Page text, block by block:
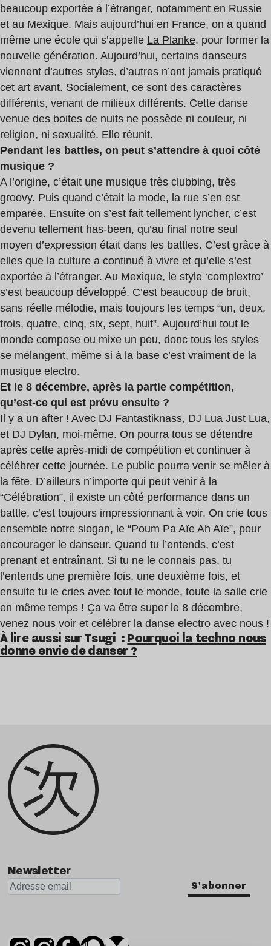
beaucoup exportée à l’étranger, notamment en Russie
et au Mexique. Mais aujourd’hui en France, on a quand
même une école qui s’appelle La Planke, pour former la
nouvelle génération. Aujourd’hui, certains danseurs
viennent d’autres styles, d’autres n’ont jamais pratiqué
cet art avant. Socialement, ce sont des caractères
différents, venant de milieux différents. Cette danse
venue des boites de nuits ne possède ni couleur, ni
religion, ni sexualité. Elle réunit.
Pendant les battles, on peut s’attendre à quoi côté
musique ?
A l’origine, c’était une musique très clubbing, très
groovy. Puis quand c’était la mode, la rue s’en est
emparée. Ensuite on s’est fait tellement lyncher, c’est
devenu tellement has-been, qu’au final notre seul
moyen d’expression était dans les battles. C’est grâce à
elles que la culture a continué à vivre et qu’elle s’est
exportée à l’étranger. Au Mexique, le style ‘complextro’
s’est beaucoup développé. C’est beaucoup de bruit,
sans réelle mélodie, mais toujours les temps “un, deux,
trois, quatre, cinq, six, sept, huit”. Aujourd’hui tout le
monde compose ou mixe un peu, donc tous les styles
se mélangent, même si à la base c’est vraiment de la
musique electro.
Et le 8 décembre, après la partie compétition,
qu’est-ce qui est prévu ensuite ?
Il y a un after ! Avec DJ Fantastiknass, DJ Lua Just Lua,
et DJ Dylan, moi-même. On pourra tous se détendre
après cette après-midi de compétition et continuer à
célébrer cette journée. Le public pourra venir se mêler à
la fête. D’ailleurs n’importe qui peut venir à la
“Célébration”, il existe un côté performance dans un
battle, c’est toujours impressionnant à voir. On crie tous
ensemble notre slogan, le “Poum Pa Aïe Ah Aïe”, pour
encourager le danseur. Quand tu l’entends, c’est
prenant et entraînant. Si tu ne le connais pas, tu
l’entends une première fois, une deuxième fois, et
ensuite tu le cries avec tout le monde, toute la salle crie
en même temps ! Ça va être super le 8 décembre,
venez nous voir et célébrer la danse electro avec nous !
À lire aussi sur Tsugi :Pourquoi la techno nous
donne envie de danser ?
Newsletter
S'abonner